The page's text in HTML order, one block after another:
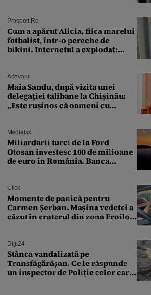
Prosport.ro
Cum a apărut Alicia, fiica marelui
fotbalist, într-o pereche de
bikini. Internetul a explodat:
Adevarul
Maia Sandu, după vizita unei
delegației talibane la Chișinău:
„Este rușinos că oameni cu
Mediafax
Miliardarii turci de la Ford
Otosan investesc 100 de milioane
de euro în România. Banca
Click
Momente de panică pentru
Carmen Șerban. Mașina vedetei a
căzut în craterul din zona Eroilor:
Digi24
Stânca vandalizată pe
Transfăgărășan. Ce le răspunde
un inspector de Poliție celor care